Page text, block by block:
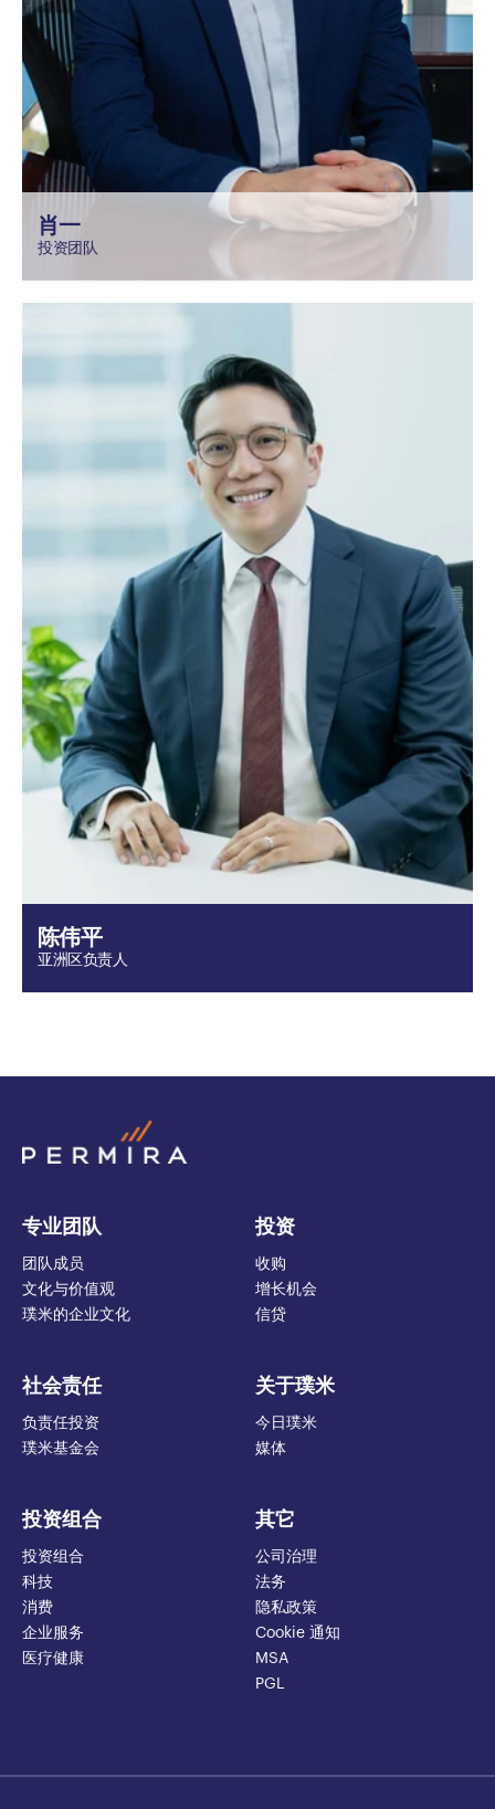
肖一
投资团队
陈伟平
亚洲区负责人
专业团队
团队成员
文化与价值观
璞米的企业文化
社会责任
负责任投资
璞米基金会
投资
收购
增长机会
信贷
关于璞米
今日璞米
媒体
投资组合
投资组合
科技
消费
企业服务
医疗健康
其它
公司治理
法务
隐私政策
Cookie 通知
MSA
PGL